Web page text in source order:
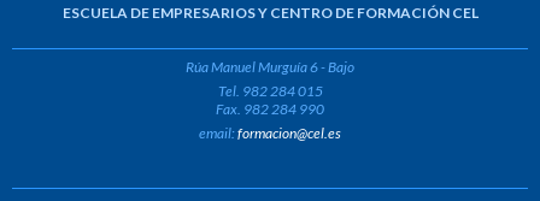
ESCUELA DE EMPRESARIOS Y CENTRO DE FORMACIÓN CEL
Rúa Manuel Murguía 6 - Bajo
Tel. 982 284 015
Fax. 982 284 990
email:formacion@cel.es